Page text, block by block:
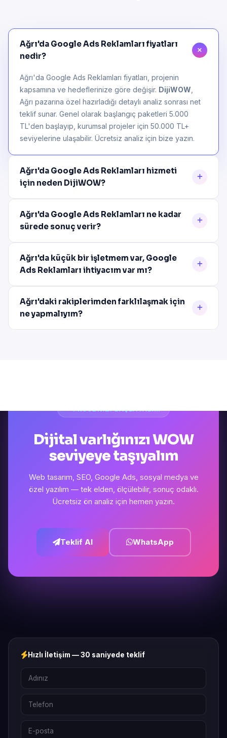
Ağrı'da Google Ads Reklamları fiyatları
nedir?
Ağrı'da Google Ads Reklamları fiyatları, projenin
kapsamına ve hedeflerinize göre değişir. DijiWOW
Ağrı pazarına özel hazırladığı detaylı analiz sonrası net
teklif sunar. Genel olarak başlangıç paketleri 5.000
TL'den başlayıp, kurumsal projeler için 50.000 TL+
seviyelerine ulaşabilir. Ücretsiz analiz için bize yazın.
Ağrı'da Google Ads Reklamları hizmeti
için neden DijiWOW?
Ağrı'da Google Ads Reklamları ne kadar
sürede sonuç verir?
Ağrı'da küçük bir işletmem var, Google
Ads Reklamları ihtiyacım var mı?
Ağrı'daki rakiplerimden farklılaşmak için
ne yapmalıyım?
Dijital varlığınızı WOW
seviyeye taşıyalım
Web tasarım, SEO, Google Ads, sosyal medya ve
özel yazılım — tek elden, ölçülebilir, sonuç odaklı.
Ücretsiz ön analiz için hemen yazın.
Teklif Al WhatsApp
Hızlı İletişim — 30 saniyede teklif